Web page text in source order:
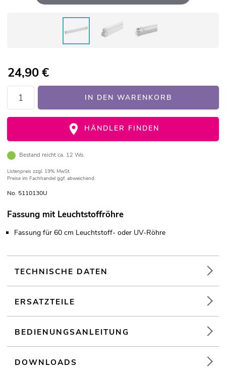
24,90€
IN DEN WARENKORB
HÄNDLER FINDEN
Bestand reicht ca. 12 Wo.
Listenpreis zzgl. 19% MwSt.
Preise im Fachhandel ggf. abweichend.
No. 5110130U
Fassung mit Leuchtstoffröhre
Fassung für 60 cm Leuchtstoff- oder UV-Röhre
TECHNISCHE DATEN
ERSATZTEILE
BEDIENUNGSANLEITUNG
DOWNLOADS